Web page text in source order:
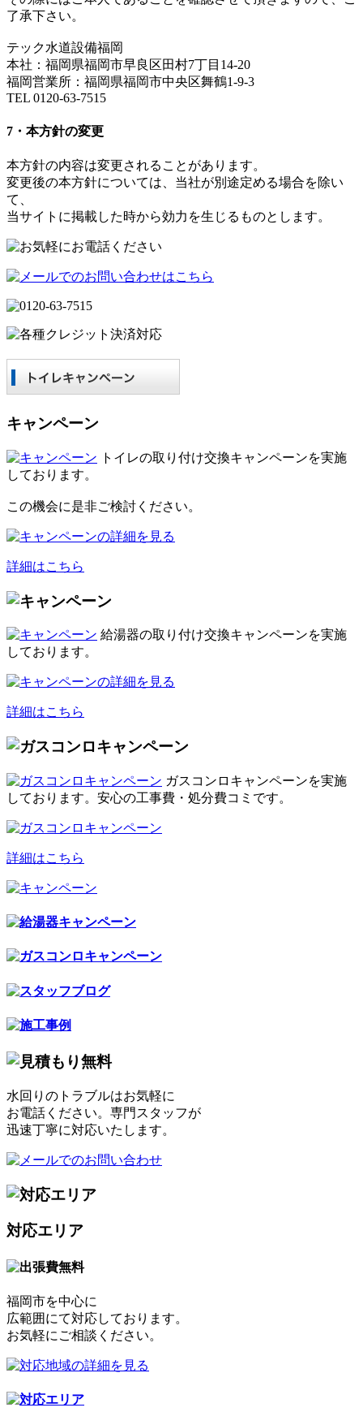
了承下さい。
テック水道設備福岡
本社：福岡県福岡市早良区田村7丁目14-20
福岡営業所：福岡県福岡市中央区舞鶴1-9-3
TEL 0120-63-7515
7・本方針の変更
本方針の内容は変更されることがあります。
変更後の本方針については、当社が別途定める場合を除い
て、
当サイトに掲載した時から効力を生じるものとします。
キャンペーン
トイレの取り付け交換キャンペーンを実施
しております。
この機会に是非ご検討ください。
詳細はこちら
給湯器の取り付け交換キャンペーンを実施
しております。
詳細はこちら
ガスコンロキャンペーンを実施
しております。安心の工事費・処分費コミです。
詳細はこちら
水回りのトラブルはお気軽に
お電話ください。専門スタッフが
迅速丁寧に対応いたします。
対応エリア
福岡市を中心に
広範囲にて対応しております。
お気軽にご相談ください。